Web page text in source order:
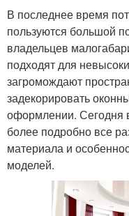
В последнее время
пользуются большой
владельцев
подходят для
загромождают
задекорировать
оформлении. Сегодня
более подробно все
материала и
моделей.